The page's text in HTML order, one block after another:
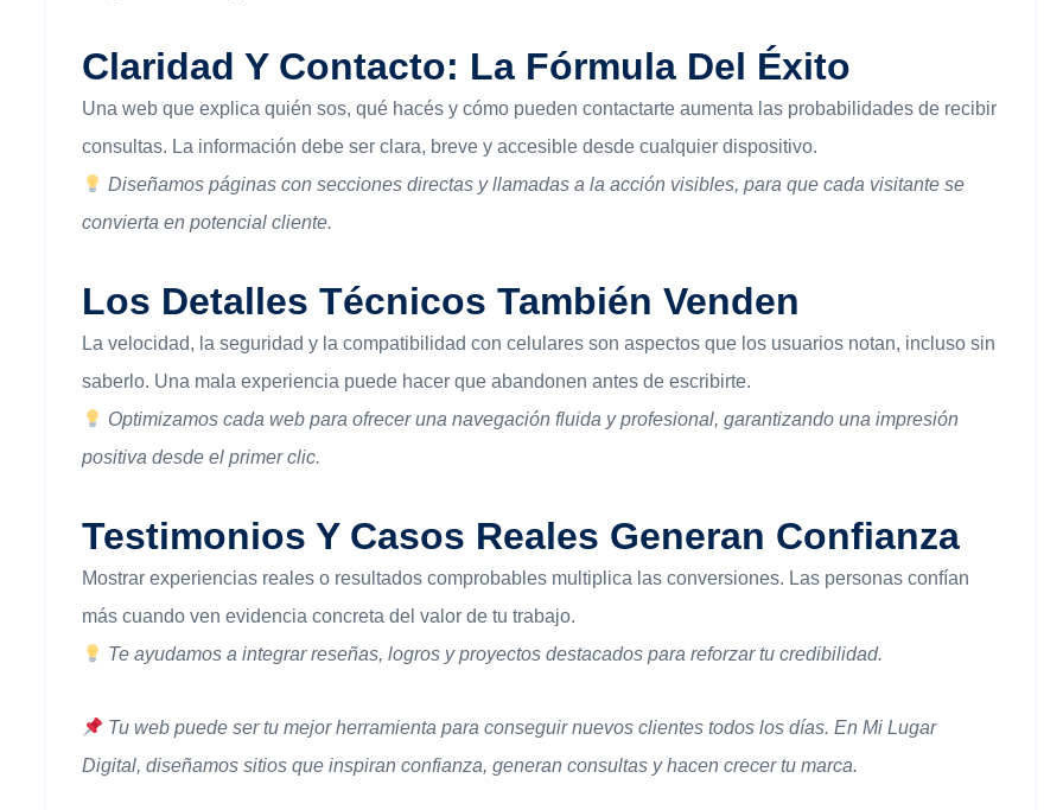
Claridad Y Contacto: La Fórmula Del Éxito
Una web que explica quién sos, qué hacés y cómo pueden contactarte aumenta las probabilidades de recibir
consultas. La información debe ser clara, breve y accesible desde cualquier dispositivo.
Diseñamos páginas con secciones directas y llamadas a la acción visibles, para que cada visitante se
convierta en potencial cliente.
Los Detalles Técnicos También Venden
La velocidad, la seguridad y la compatibilidad con celulares son aspectos que los usuarios notan, incluso sin
saberlo. Una mala experiencia puede hacer que abandonen antes de escribirte.
Optimizamos cada web para ofrecer una navegación fluida y profesional, garantizando una impresión
positiva desde el primer clic.
Testimonios Y Casos Reales Generan Confianza
Mostrar experiencias reales o resultados comprobables multiplica las conversiones. Las personas confían
más cuando ven evidencia concreta del valor de tu trabajo.
Te ayudamos a integrar reseñas, logros y proyectos destacados para reforzar tu credibilidad.
Tu web puede ser tu mejor herramienta para conseguir nuevos clientes todos los días. En Mi Lugar
Digital, diseñamos sitios que inspiran confianza, generan consultas y hacen crecer tu marca.